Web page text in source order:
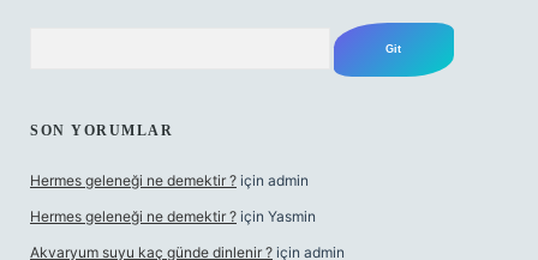
SON YORUMLAR
Hermes geleneği ne demektir ? için admin
Hermes geleneği ne demektir ? için Yasmin
Akvaryum suyu kaç günde dinlenir ? için admin